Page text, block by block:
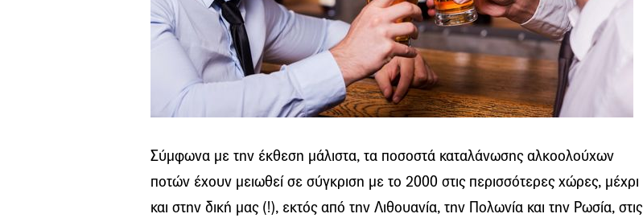
Σύμφωνα με την έκθεση μάλιστα, τα ποσοστά καταλάνωσης αλκοολούχων
ποτών έχουν μειωθεί σε σύγκριση με το 2000 στις περισσότερες χώρες, μέχρι
και στην δική μας (!), εκτός από την Λιθουανία, την Πολωνία και την Ρωσία, στις